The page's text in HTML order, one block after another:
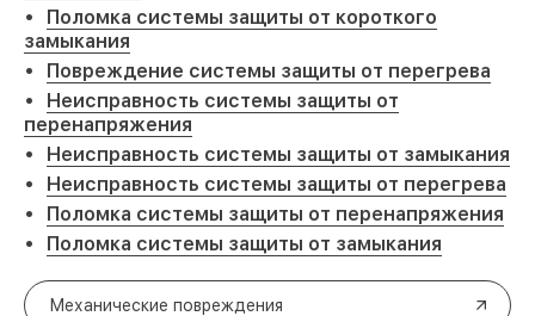
Поломка системы защиты от короткого
замыкания
Повреждение системы защиты от перегрева
Неисправность системы защиты от
перенапряжения
Неисправность системы защиты от замыкания
Неисправность системы защиты от перегрева
Поломка системы защиты от перенапряжения
Поломка системы защиты от замыкания
Механические повреждения